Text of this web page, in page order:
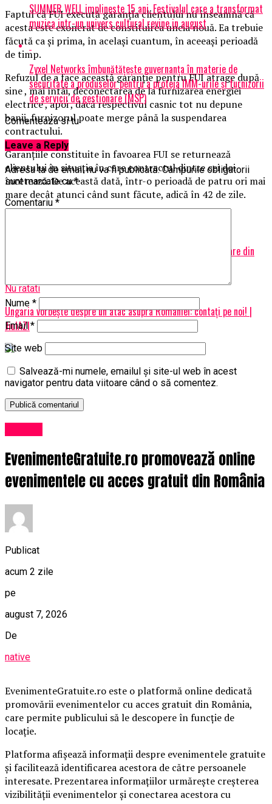
Faptul că FUI execută garanţia clientului nu înseamnă că
acesta este exonerat de constituirea uneia nouă. Ea trebuie
făcută ca şi prima, în acelaşi cuantum, în aceeaşi perioadă
de timp.
Refuzul de a face această garanţie pentru FUI atrage după
sine , mai întâi, deconectarea de la furnizarea energiei
electrice , apoi , dacă respectivul casnic tot nu depune
banii, furnizorul poate merge până la suspendarea
contractului.
Garanţiile constituite în favoarea FUI se returnează
clientului în situaţia în care contractul dintre cei doi
încetează. De această dată, într-o perioadă de patru ori mai
mare decât atunci când sunt făcute, adică în 42 de zile.
Brandul românesc care face senzație în lume. Este cel mai tare din
Nu ratati
Ungaria vorbește despre un atac asupra României: contați pe noi! |
JiulAZI
SUMMER WELL implineste 15 ani. Festivalul care a transformat
muzica intr-un univers cultural revine in august
Zyxel Networks îmbunătățește guvernanța în materie de
securitate a produselor pentru a proteja IMM-urile și furnizorii
de servicii de gestionare (MSP)
Comenteaza si tu
Leave a Reply
Adresa ta de email nu va fi publicată. Câmpurile obligatorii
sunt marcate cu*
Comentariu *
Nume *
Email*
Site web
Salvează-mi numele, emailul și site-ul web în acest
navigator pentru data viitoare când o să comentez.
EvenimenteGratuite.ro promovează online
evenimentele cu acces gratuit din România
Publicat
acum 2 zile
pe
august 7, 2026
De
native
EvenimenteGratuite.ro este o platformă online dedicată
promovării evenimentelor cu acces gratuit din România,
care permite publicului să le descopere în funcție de
locație.
Platforma afișează informații despre evenimentele gratuite
și facilitează identificarea acestora de către persoanele
interesate. Prezentarea informațiilor urmărește creșterea
vizibilității evenimentelor și conectarea acestora cu